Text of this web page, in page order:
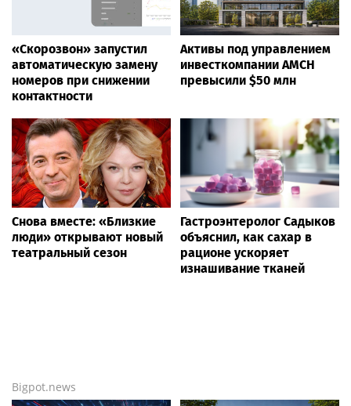
«Скорозвон» запустил
автоматическую замену
номеров при снижении
контактности
Активы под управлением
инвесткомпании AMCH
превысили $50 млн
Снова вместе: «Близкие
люди» открывают новый
театральный сезон
Гастроэнтеролог Садыков
объяснил, как сахар в
рационе ускоряет
изнашивание тканей
Bigpot.news